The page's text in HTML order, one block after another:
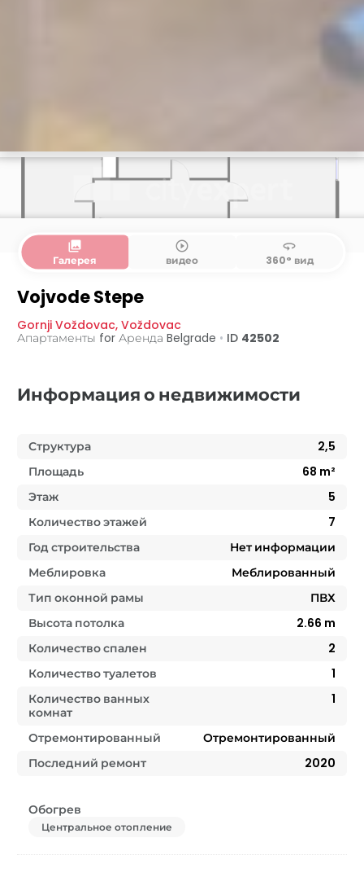
collections
Галерея
play_circle_outline
видео
360
360° вид
Vojvode Stepe
Gornji Voždovac, Voždovac
Апартаменты for Аренда Belgrade • ID 42502
Информация о недвижимости
Структура
2,5
Площадь
68 m²
Этаж
5
Количество этажей
7
Год строительства
Нет информации
Меблировка
Меблированный
Тип оконной рамы
ПВХ
Высота потолка
2.66 m
Количество спален
2
Количество туалетов
1
Количество ванных
комнат
1
Отремонтированный
Отремонтированный
Последний ремонт
2020
Обогрев
Центральное отопление